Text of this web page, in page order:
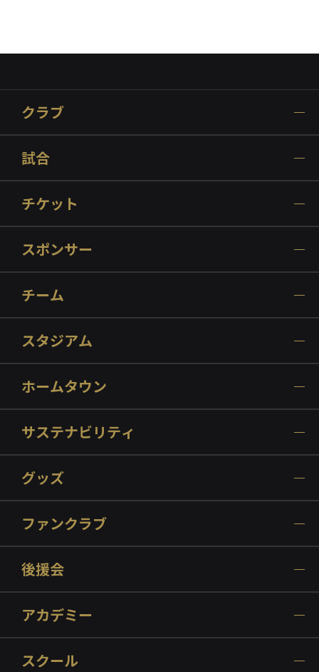
クラブ
試合
チケット
スポンサー
チーム
スタジアム
ホームタウン
サステナビリティ
グッズ
ファンクラブ
後援会
アカデミー
スクール